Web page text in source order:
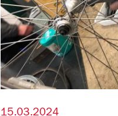
15.03.2024